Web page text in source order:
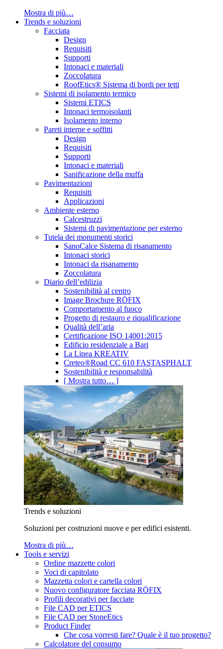
Mostra di più…
Trends e soluzioni
Facciata
Design
Requisiti
Supporti
Intonaci e materiali
Zoccolatura
RoofEtics® Sistema di bordi per tetti
Sistemi di isolamento termico
Sistemi ETICS
Intonaci termoisolanti
Isolamento interno
Pareti interne e soffitti
Design
Requisiti
Supporti
Intonaci e materiali
Sanificazione della muffa
Pavimentazioni
Requisiti
Applicazioni
Ambiente esterno
Calcestruzzi
Sistemi di pavimentazione per esterno
Tutela dei monumenti storici
SanoCalce Sistema di risanamento
Intonaci storici
Intonaci da risanamento
Zoccolatura
Diario dell’edilizia
Sostenibilità al centro
Image Brochure RÖFIX
Comportamento al fuoco
Progetto di restauro e riqualificazione
Qualità dell’aria
Certificazione ISO 14001:2015
Edificio residenziale a Bari
La Linea KREATIV
Creteo®Road CC 610 FASTASPHALT
Sostenibilità e responsabilità
[ Mostra tutto… ]
Trends e soluzioni
Soluzioni per costruzioni nuove e per edifici esistenti.
Mostra di più…
Tools e servizi
Ordine mazzette colori
Voci di capitolato
Mazzetta colori e cartella colori
Nuovo configuratore facciata RÖFIX
Profili decorativi per facciate
File CAD per ETICS
File CAD per StoneEtics
Product Finder
Che cosa vorresti fare? Quale è il tuo progetto?
Calcolatore del consumo